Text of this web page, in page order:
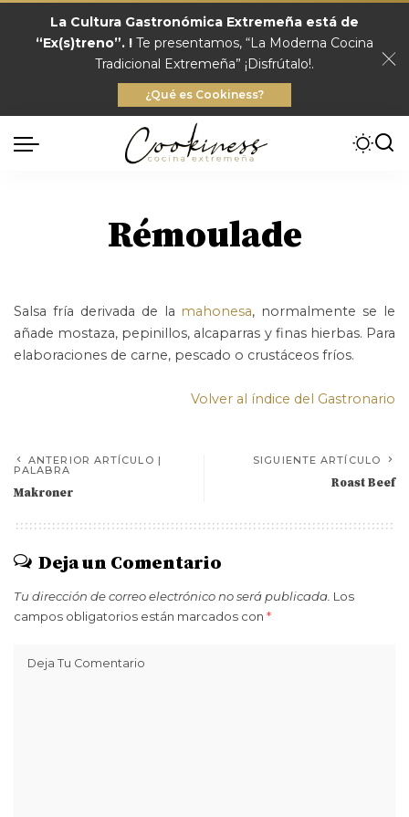
La Cultura Gastronómica Extremeña está de
“Ex(s)treno”. ! Te presentamos, “La Moderna Cocina
Tradicional Extremeña” ¡Disfrútalo!.
¿Qué es Cookiness?
Rémoulade
Salsa fría derivada de la mahonesa, normalmente se le
añade mostaza, pepinillos, alcaparras y finas hierbas. Para
elaboraciones de carne, pescado o crustáceos fríos.
Volver al índice del Gastronario
ANTERIOR ARTÍCULO |
PALABRA
Makroner
SIGUIENTE ARTÍCULO
Roast Beef
Deja un Comentario
Tu dirección de correo electrónico no será publicada. Los
campos obligatorios están marcados con *